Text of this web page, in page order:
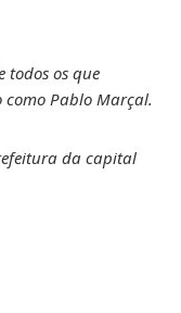
todos os que
Pablo Marçal.
da capital